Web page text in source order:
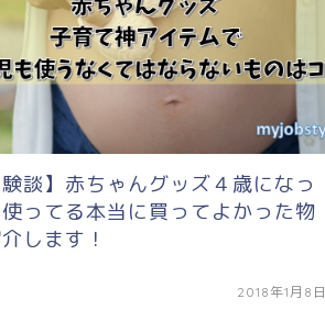
験談】赤ちゃんグッズ４歳になっ
ってる本当に買ってよかった物
します！
2018年1月8日